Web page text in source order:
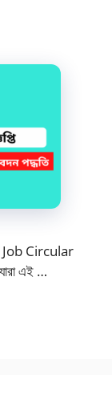
Job Circular
এই …